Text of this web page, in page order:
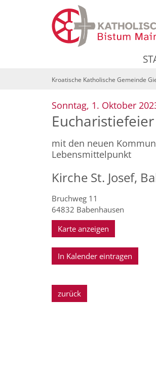
Kroatische Katholische Gemeinde
Sonntag, 1. Oktober
mit den neuen
Lebensmittelpunkt
Kirche St. Josef,
Bruchweg 11
64832 Babenhausen
Karte anzeigen
In Kalender eintragen
zurück